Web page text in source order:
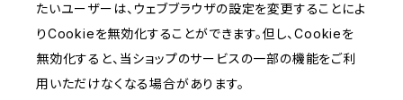
たいユーザーは、ウェブブラウザの設定を変更することによ
りCookieを無効化することができます。但し、Cookieを
無効化すると、当ショップのサービスの一部の機能をご利
用いただけなくなる場合があります。